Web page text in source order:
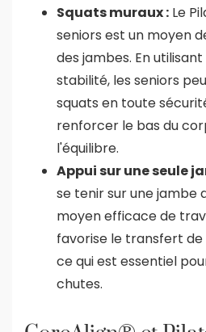
Squats muraux : Le
seniors est un moyen
des jambes. En
stabilité, les seniors
squats en toute
renforcer le bas du
l'équilibre.
Appui sur une seule
se tenir sur une jambe
moyen efficace de
favorise le transfert
ce qui est essentiel
chutes.